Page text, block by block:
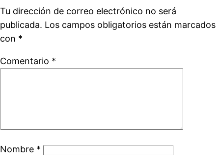
Tu dirección de correo electrónico no será
publicada. Los campos obligatorios están marcados
con *
Comentario *
Nombre *